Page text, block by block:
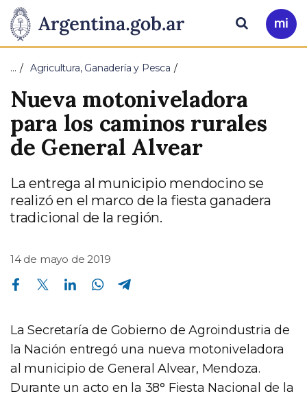
Presidencia
de
la
Nación
Pasar al contenido principal
Ir
a
Buscar
… Agricultura, Ganadería y Pesca
Nueva motoniveladora
para los caminos rurales
de General Alvear
La entrega al municipio mendocino se
realizó en el marco de la fiesta ganadera
tradicional de la región.
14 de mayo de 2019
Compartir en Facebook Compartir en Twitter Compartir en Linkedin Compartir en Whatsapp
La Secretaría de Gobierno de Agroindustria de
la Nación entregó una nueva motoniveladora
al municipio de General Alvear, Mendoza.
Durante un acto en la 38° Fiesta Nacional de la